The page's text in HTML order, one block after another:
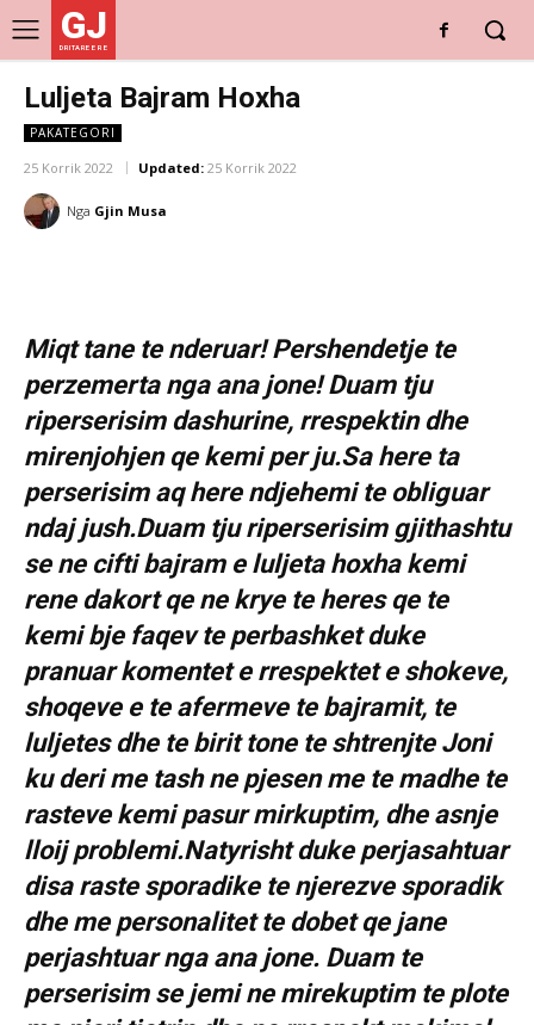
GJ
DRITARE E RE
Luljeta Bajram Hoxha
PAKATEGORI
25 Korrik 2022 Updated: 25 Korrik 2022
Nga Gjin Musa
Miqt tane te nderuar! Pershendetje te
perzemerta nga ana jone! Duam tju
riperserisim dashurine, rrespektin dhe
mirenjohjen qe kemi per ju.Sa here ta
perserisim aq here ndjehemi te obliguar
ndaj jush.Duam tju riperserisim gjithashtu
se ne cifti bajram e luljeta hoxha kemi
rene dakort qe ne krye te heres qe te
kemi bje faqev te perbashket duke
pranuar komentet e rrespektet e shokeve,
shoqeve e te afermeve te bajramit, te
luljetes dhe te birit tone te shtrenjte Joni
ku deri me tash ne pjesen me te madhe te
rasteve kemi pasur mirkuptim, dhe asnje
lloij problemi.Natyrisht duke perjasahtuar
disa raste sporadike te njerezve sporadik
dhe me personalitet te dobet qe jane
perjashtuar nga ana jone. Duam te
perserisim se jemi ne mirekuptim te plote